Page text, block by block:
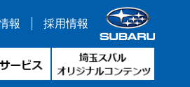
報 採用情報